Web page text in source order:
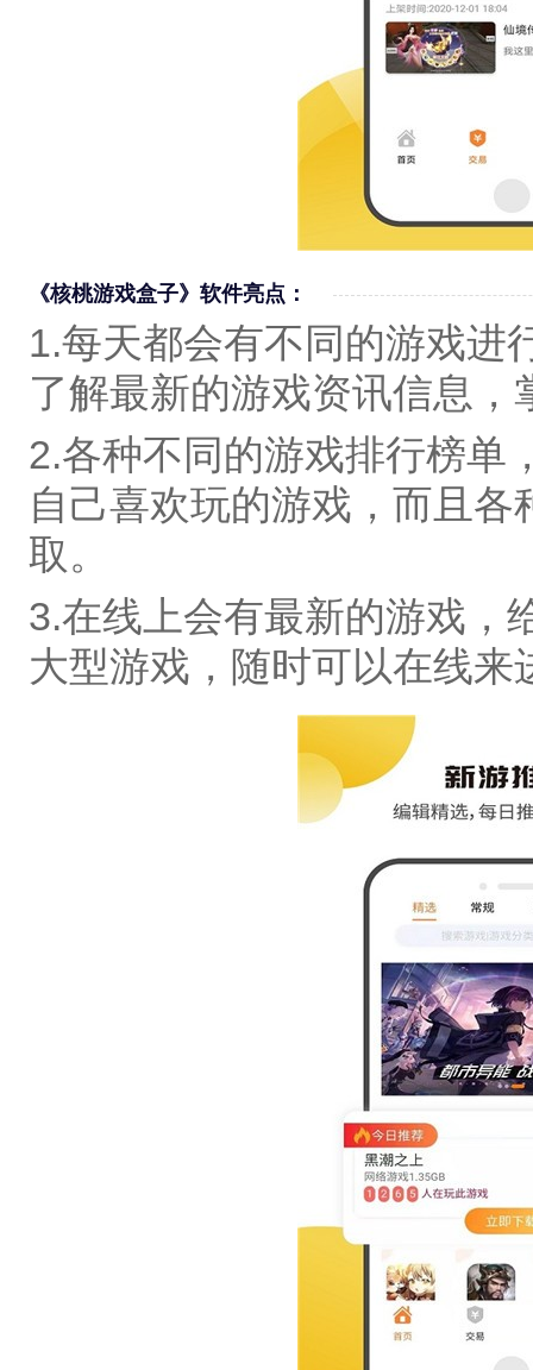
《核桃游戏盒子》软件亮点：
1.每天都会有不同的游戏进
了解最新的游戏资讯信息，
2.各种不同的游戏排行榜单
自己喜欢玩的游戏，而且
取。
3.在线上会有最新的游戏，
大型游戏，随时可以在线来